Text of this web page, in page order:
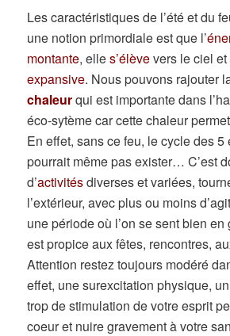
Les caractéristiques de l’été et du
une notion primordiale est que l’
montante, elles’élèvevers le ciel
expansive. Nous pouvons rajouter
chaleurqui est importante dans
éco-sytème car cette chaleur
En effet, sans ce feu, le cycle des 5
pourrait même pas exister… C’est
d’activitésdiverses et variées,
l’extérieur, avec plus ou moins
une période où l’on se sent bien
est propice aux fêtes, rencontres,
Attention restez toujours modéré
effet, une surexcitation physique,
trop de stimulation de votre esprit
coeur et nuire gravement à votre